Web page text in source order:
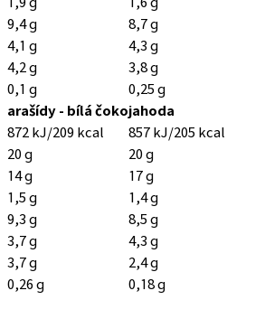
9,4 g
8,7 g
4,1 g
4,3 g
4,2 g
3,8 g
0,1 g
0,25 g
arašídy - bílá čokojahoda
872 kJ/209 kcal
857 kJ/205 kcal
20 g
20 g
14 g
17 g
1,5 g
1,4 g
9,3 g
8,5 g
3,7 g
4,3 g
3,7 g
2,4 g
0,26 g
0,18 g